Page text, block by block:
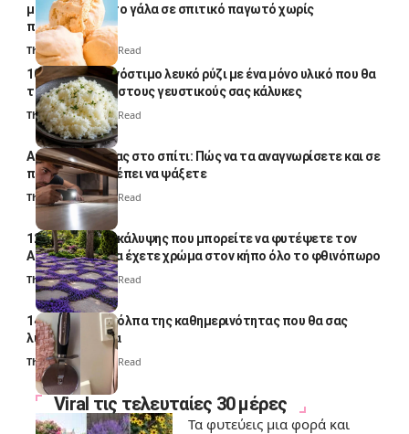
μετατρέψετε το γάλα σε σπιτικό παγωτό χωρίς
παγωτομηχανή
Thali Ombre 4 Min Read
10 φορές ποιο νόστιμο λευκό ρύζι με ένα μόνο υλικό που θα
το απογειώσει στους γευστικούς σας κάλυκες
Thali Ombre4 Min Read
Αυγά κατσαρίδας στο σπίτι: Πώς να τα αναγνωρίσετε και σε
ποια σημεία πρέπει να ψάξετε
Thali Ombre4 Min Read
12 φυτά εδαφοκάλυψης που μπορείτε να φυτέψετε τον
Αύγουστο για να έχετε χρώμα στον κήπο όλο το φθινόπωρο
Thali Ombre7 Min Read
14 πανέξυπνα κόλπα της καθημερινότητας που θα σας
λύσουν τα χέρια
Thali Ombre 6 Min Read
Viral τις τελευταίες 30 μέρες
Τα φυτεύεις μια φορά και